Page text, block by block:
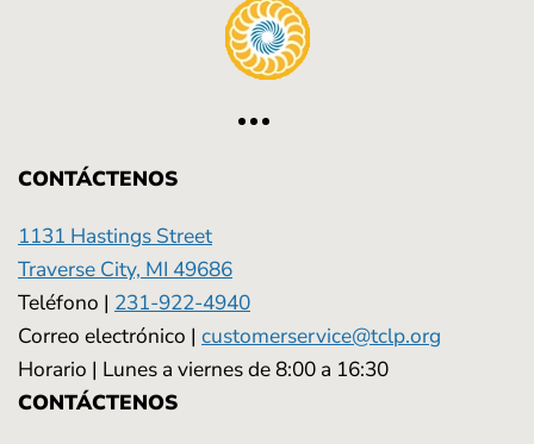
CONTÁCTENOS
1131 Hastings Street
Traverse City, MI 49686
Teléfono | 231-922-4940
Correo electrónico | customerservice@tclp.org
Horario | Lunes a viernes de 8:00 a 16:30
CONTÁCTENOS